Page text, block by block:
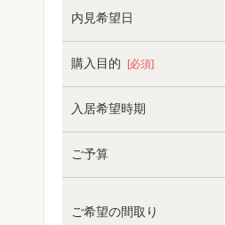
内見希望日
購入目的 [必須]
入居希望時期
ご予算
ご希望の間取り